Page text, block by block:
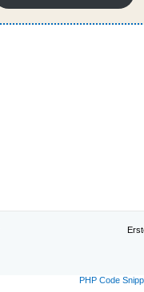
PHP Code